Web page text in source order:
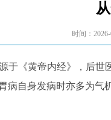
时间：
于《黄帝内经》，后世
病自身发病时亦多为气